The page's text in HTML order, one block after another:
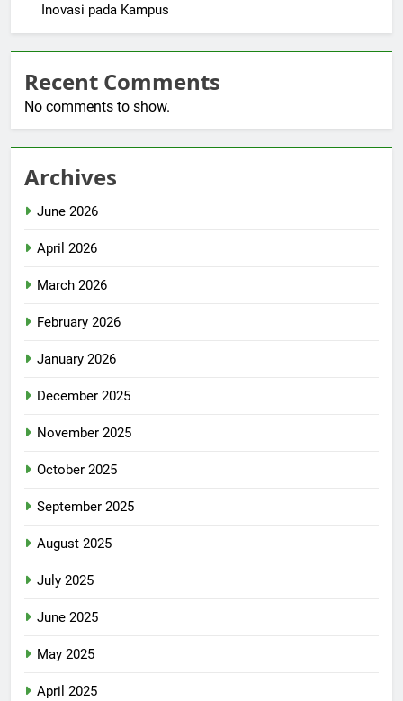
Inovasi pada Kampus
Recent Comments
No comments to show.
Archives
June 2026
April 2026
March 2026
February 2026
January 2026
December 2025
November 2025
October 2025
September 2025
August 2025
July 2025
June 2025
May 2025
April 2025